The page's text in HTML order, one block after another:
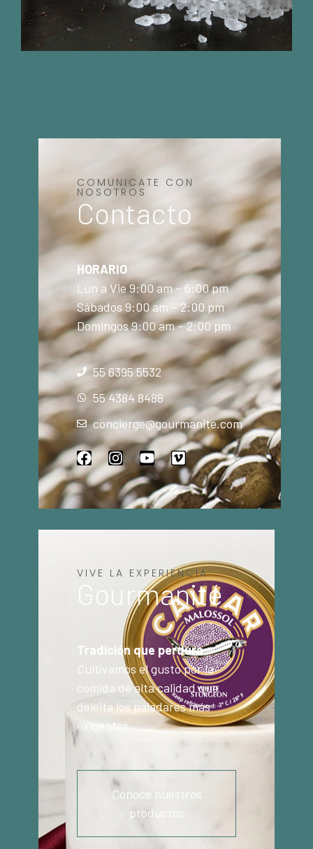
COMUNICATE CON
NOSOTROS
Contacto
HORARIO
Lun a Vie 9:00 am – 6:00 pm
Sábados 9:00 am – 2:00 pm
Domingos 9:00 am – 2:00 pm
55 6395 5532
55 4384 8488
concierge@gourmanite.com
VIVE LA EXPERIENCIA
Gourmanité
Tradición que perdura
Cultivamos el gusto por la
comida de alta calidad que
deleita los paladares más
exigentes
Conoce nuestros
productos